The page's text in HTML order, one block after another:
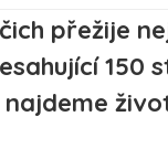
přežije
150